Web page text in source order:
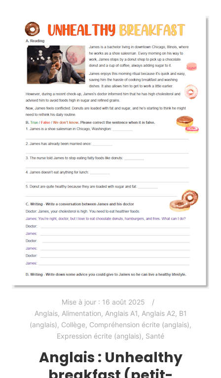
Mise à jour : 16 août 2025
Anglais, Alimentation, Anglais A1, Anglais A2, B1
(anglais), Collège, Compréhension écrite (anglais),
Expression écrite (anglais), Santé
Anglais : Unhealthy